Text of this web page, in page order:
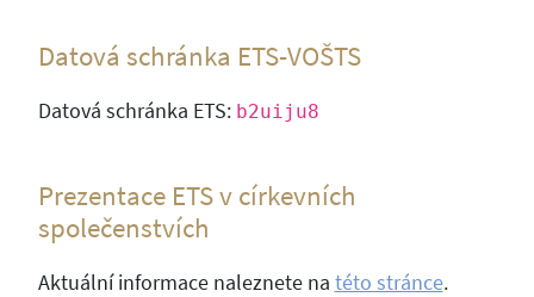
Datová schránka ETS-VOŠTS
Datová schránka ETS: b2uiju8
Prezentace ETS v církevních
společenstvích
Aktuální informace naleznete na této stránce.